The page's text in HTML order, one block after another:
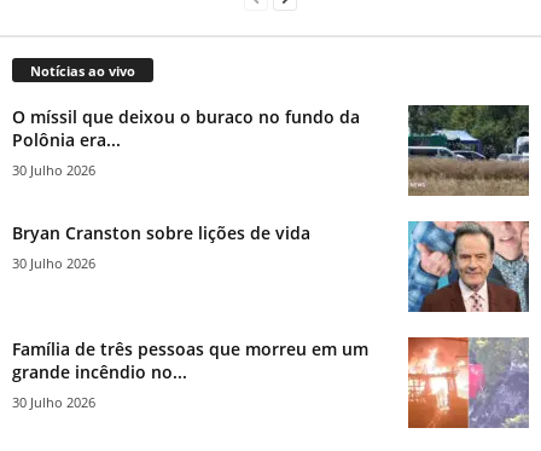
Notícias ao vivo
O míssil que deixou o buraco no fundo da
Polônia era...
30 Julho 2026
Bryan Cranston sobre lições de vida
30 Julho 2026
Família de três pessoas que morreu em um
grande incêndio no...
30 Julho 2026